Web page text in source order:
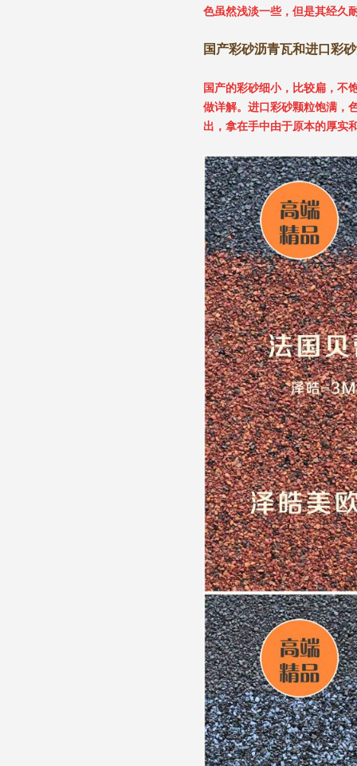
色虽然浅淡一些，但是其经久
国产彩砂沥青瓦和进口彩
国产的彩砂细小，比较扁，不
做详解。进口彩砂颗粒饱满，
出，拿在手中由于原本的厚实